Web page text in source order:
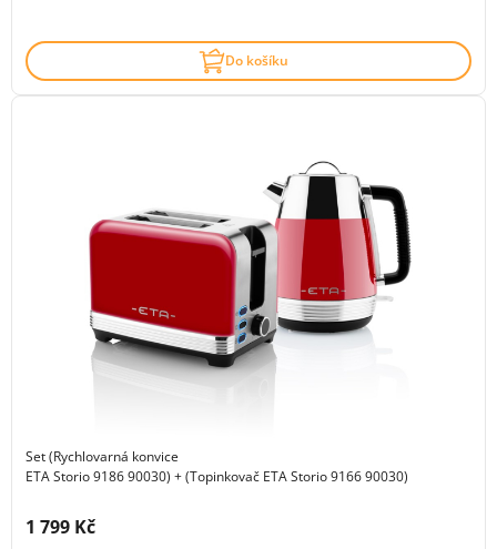
Do košíku
Set (Rychlovarná konvice
ETA Storio 9186 90030) + (Topinkovač ETA Storio 9166 90030)
Cena s DPH:
1 799 Kč